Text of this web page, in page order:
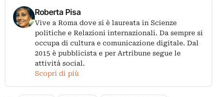
Roberta Pisa
Vive a Roma dove si è laureata in Scienze
politiche e Relazioni internazionali. Da sempre si
occupa di cultura e comunicazione digitale. Dal
2015 è pubblicista e per Artribune segue le
attività social.
Scopri di più